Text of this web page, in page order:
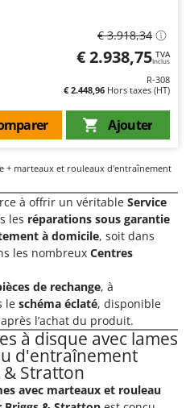
et mécaniques
maison et le jardin
poussins
olives
des voies respiratoires
€ 3.918,34
€ 2.938,75 TVA
Inclus
R-308
€ 2.448,96 Hors taxes (HT)
Ajouter
+ marteaux et rouleaux d'entraînement
à offrir un véritable Service
les réparations sous garantie
à domicile, soit dans
les nombreux Centres
de rechange, à
le schéma éclaté, disponible
l’achat du produit.
à disque avec lames
d'entraînement
& Stratton
avec marteaux et rouleau